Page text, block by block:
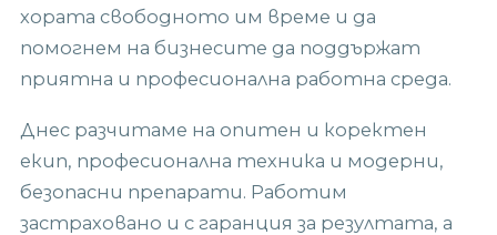
хората свободното им време и да
помогнем на бизнесите да поддържат
приятна и професионална работна среда.
Днес разчитаме на опитен и коректен
екип, професионална техника и модерни,
безопасни препарати. Работим
застраховано и с гаранция за резултата, а